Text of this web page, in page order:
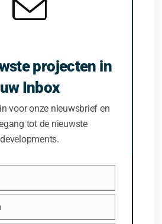
projecten in
uw Inbox
voor onze nieuwsbrief en
tot de nieuwste
developments.